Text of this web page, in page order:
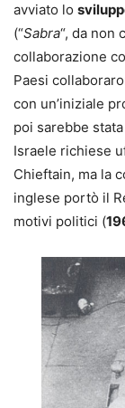
avviato lo
(“Sabra“, da non
collaborazione
Paesi
con un’iniziale
poi sarebbe
Israele richiese
Chieftain, ma la
inglese portò il
motivi politici (